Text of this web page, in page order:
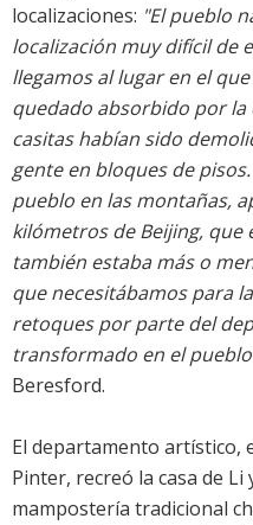
localizaciones: "El pueblo
localización muy difícil de
llegamos al lugar en el
quedado absorbido por la
casitas habían sido
gente en bloques de
pueblo en las montañas,
kilómetros de Beijing,
también estaba más o
que necesitábamos para
retoques por parte del
transformado en el
Beresford.
El departamento artístico,
Pinter, recreó la casa de
mampostería tradicional